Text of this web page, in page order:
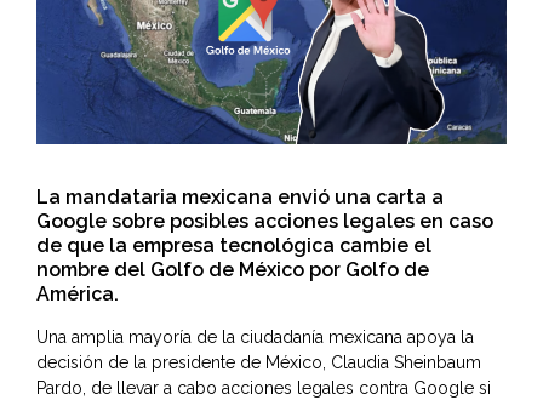
La mandataria mexicana envió una carta a
Google sobre posibles acciones legales en caso
de que la empresa tecnológica cambie el
nombre del Golfo de México por Golfo de
América.
Una amplia mayoría de la ciudadanía mexicana apoya la
decisión de la presidente de México, Claudia Sheinbaum
Pardo, de llevar a cabo acciones legales contra Google si